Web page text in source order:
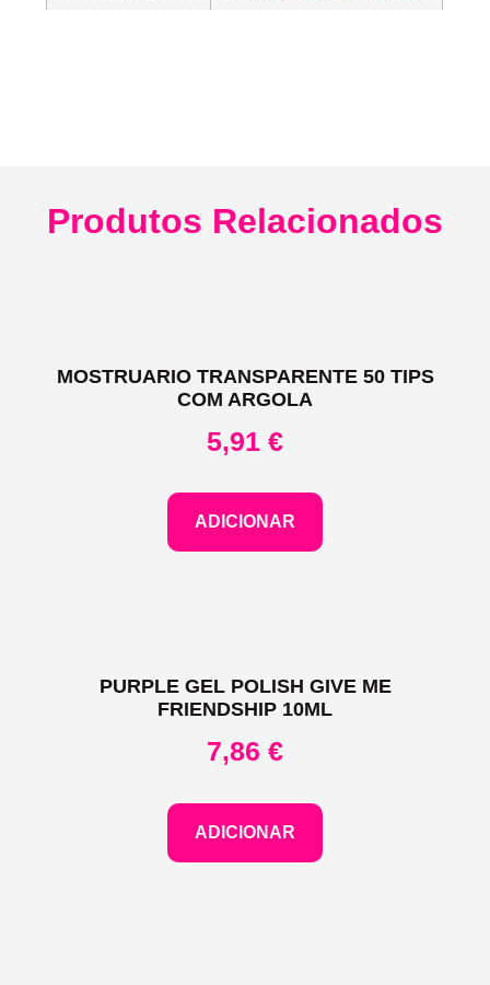
Produtos Relacionados
MOSTRUARIO TRANSPARENTE 50 TIPS
COM ARGOLA
5,91 €
ADICIONAR
PURPLE GEL POLISH GIVE ME
FRIENDSHIP 10ML
7,86 €
ADICIONAR